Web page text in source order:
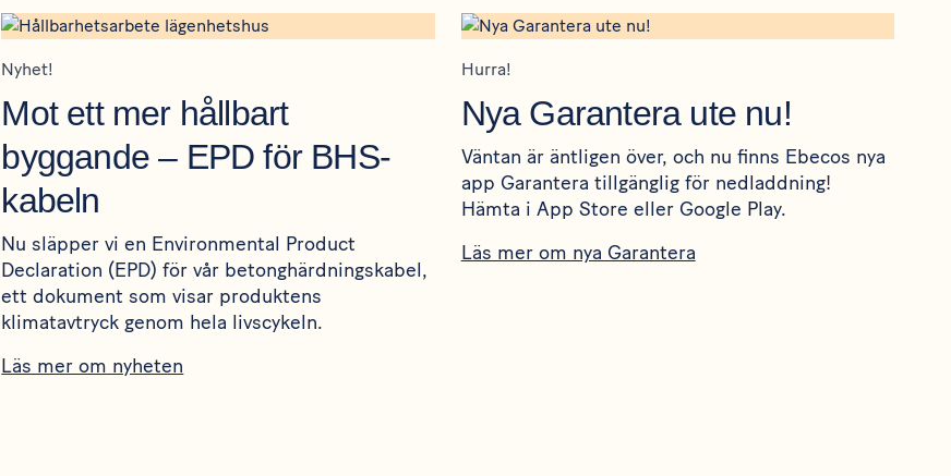
Nyhet!
Mot ett mer hållbart
byggande – EPD för BHS-
kabeln
Nu släpper vi en Environmental Product
Declaration (EPD) för vår betonghärdningskabel,
ett dokument som visar produktens
klimatavtryck genom hela livscykeln.
Läs mer om nyheten
Hurra!
Nya Garantera ute nu!
Väntan är äntligen över, och nu finns Ebecos nya
app Garantera tillgänglig för nedladdning!
Hämta i App Store eller Google Play.
Läs mer om nya Garantera